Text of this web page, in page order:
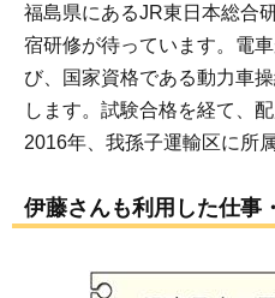
福島県にあるJR東日本総合
宿研修が待っています。電
び、国家資格である動力車
します。試験合格を経て、
2016年、我孫子運輸区に所
伊藤さんも利用した仕事